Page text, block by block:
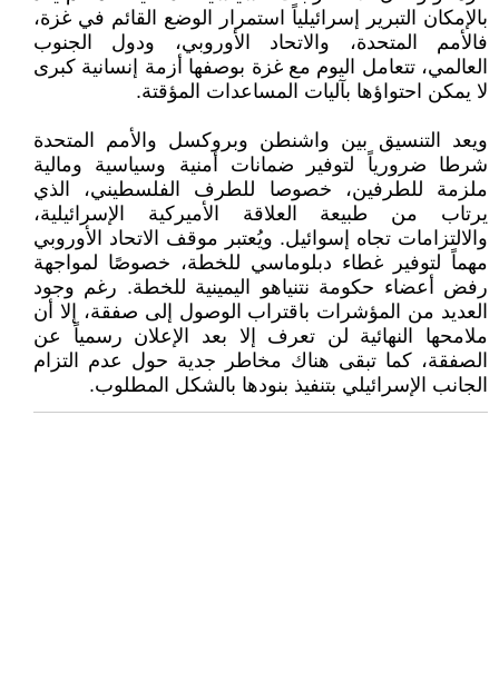
بالإمكان التبرير إسرائيلياً استمرار الوضع القائم في غزة،
فالأمم المتحدة، والاتحاد الأوروبي، ودول الجنوب
العالمي، تتعامل اليوم مع غزة بوصفها أزمة إنسانية كبرى
لا يمكن احتواؤها بآليات المساعدات المؤقتة.
ويعد التنسيق بين واشنطن وبروكسل والأمم المتحدة
شرطا ضرورياً لتوفير ضمانات أمنية وسياسية ومالية
ملزمة للطرفين، خصوصا للطرف الفلسطيني، الذي
يرتاب من طبيعة العلاقة الأميركية الإسرائيلية،
والالتزامات تجاه إسوائيل. ويُعتبر موقف الاتحاد الأوروبي
مهماً لتوفير غطاء دبلوماسي للخطة، خصوصًا لمواجهة
رفض أعضاء حكومة نتنياهو اليمينية للخطة. رغم وجود
العديد من المؤشرات باقتراب الوصول إلى صفقة، إلا أن
ملامحها النهائية لن تعرف إلا بعد الإعلان رسمياً عن
الصفقة، كما تبقى هناك مخاطر جدية حول عدم التزام
الجانب الإسرائيلي بتنفيذ بنودها بالشكل المطلوب.